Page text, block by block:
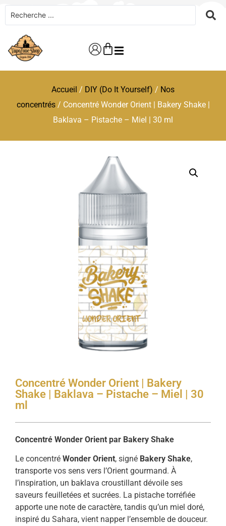
Accueil / DIY (Do It Yourself) / Nos
concentrés/ Concentré Wonder Orient | Bakery Shake |
Baklava – Pistache – Miel | 30 ml
Concentré Wonder Orient | Bakery
Shake | Baklava – Pistache – Miel | 30
ml
Concentré Wonder Orient par Bakery Shake
Le concentré Wonder Orient, signé Bakery Shake,
transporte vos sens vers l’Orient gourmand. À
l’inspiration, un baklava croustillant dévoile ses
saveurs feuilletées et sucrées. La pistache torréfiée
apporte une note de caractère, tandis qu’un miel doré,
inspiré du Sahara, vient napper l’ensemble de douceur.